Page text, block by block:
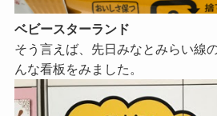
ベビースターランド
そう言えば、先日みなとみらい線
んな看板をみました。